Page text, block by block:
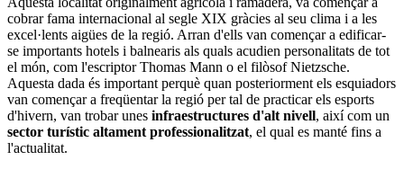
cobrar fama internacional al segle XIX gràcies al seu clima i a les
excel·lents aigües de la regió. Arran d'ells van començar a edificar-
se importants hotels i balnearis als quals acudien personalitats de tot
el món, com l'escriptor Thomas Mann o el filòsof Nietzsche.
Aquesta dada és important perquè quan posteriorment els esquiadors
van començar a freqüentar la regió per tal de practicar els esports
d'hivern, van trobar unes infraestructures d'alt nivell, així com un
sector turístic altament professionalitzat, el qual es manté fins a
l'actualitat.